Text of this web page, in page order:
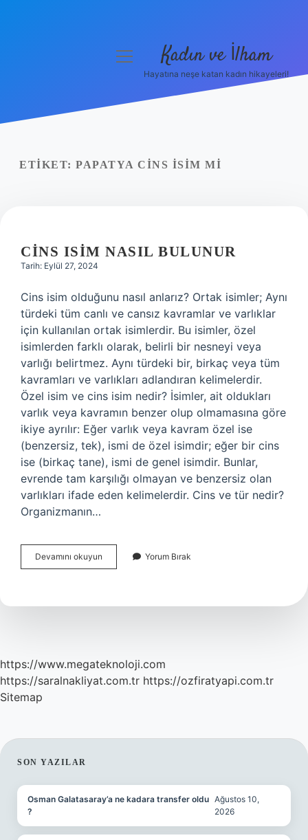
Yasal Uyarı
menüyü
Kadın ve İlham
Hayatına neşe katan kadın hikayeleri!
ETIKET: PAPATYA CINS ISIM MI
CINS ISIM NASIL BULUNUR
Tarih: Eylül 27, 2024
Cins isim olduğunu nasıl anlarız? Ortak isimler; Aynı
türdeki tüm canlı ve cansız kavramlar ve varlıklar
için kullanılan ortak isimlerdir. Bu isimler, özel
isimlerden farklı olarak, belirli bir nesneyi veya
varlığı belirtmez. Aynı türdeki bir, birkaç veya tüm
kavramları ve varlıkları adlandıran kelimelerdir.
Özel isim ve cins isim nedir? İsimler, ait oldukları
varlık veya kavramın benzer olup olmamasına göre
ikiye ayrılır: Eğer varlık veya kavram özel ise
(benzersiz, tek), ismi de özel isimdir; eğer bir cins
ise (birkaç tane), ismi de genel isimdir. Bunlar,
evrende tam karşılığı olmayan ve benzersiz olan
varlıkları ifade eden kelimelerdir. Cins ve tür nedir?
Organizmanın…
Devamını okuyun
Isim
Yorum Bırak
https://www.megateknoloji.com
https://saralnakliyat.com.tr https://ozfiratyapi.com.tr
Sitemap
SIDEBAR
SON YAZILAR
Osman Galatasaray’a ne kadara transfer oldu
?
Ağustos 10,
2026